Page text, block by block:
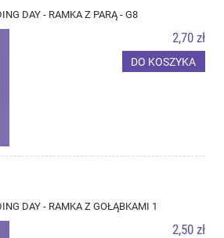
DAY - RAMKA Z PARĄ - G8
2,70 zł
DO KOSZYKA
DAY - RAMKA Z GOŁĄBKAMI 1
2,50 zł